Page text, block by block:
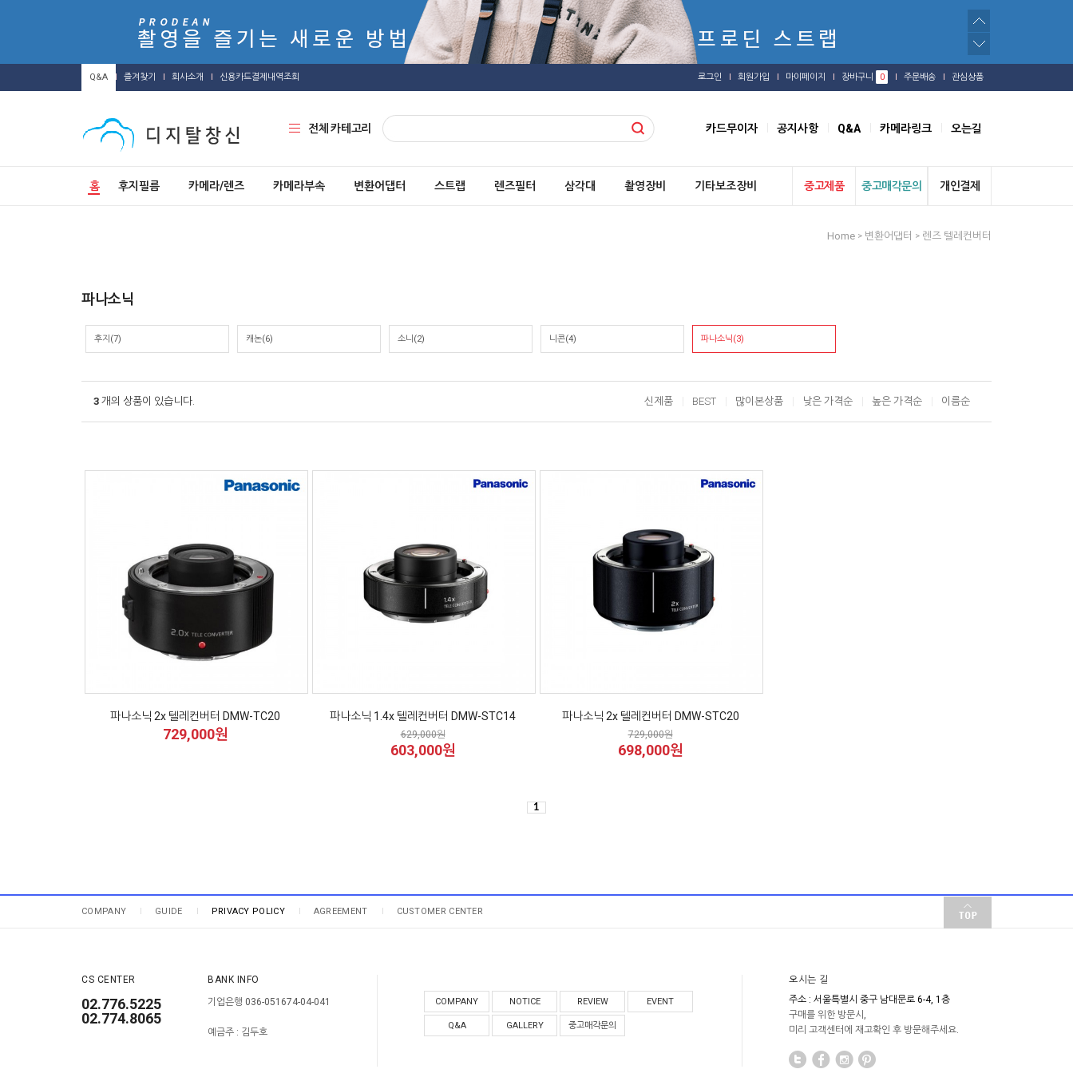
Q&A 즐겨찾기 회사소개 신용카드결제내역조회 로그인 회원가입 마이페이지 장바구니 0 주문배송 관심상품
전체 카테고리 카드무이자 공지사항 Q&A 카메라링크 오는길
홈 후지필름 카메라/렌즈 카메라부속 변환어댑터 스트랩 렌즈필터 삼각대 촬영장비 기타보조장비 중고제품 중고매각문의 개인결제
Home > 변환어댑터 > 렌즈 텔레컨버터
파나소닉
후지(7) 캐논(6) 소니(2) 니콘(4) 파나소닉(3)
3 개의 상품이 있습니다. 신제품 BEST 많이본상품 낮은 가격순 높은 가격순 이름순
파나소닉 2x 텔레컨버터 DMW-TC20
729,000원
파나소닉 1.4x 텔레컨버터 DMW-STC14
629,000원
603,000원
파나소닉 2x 텔레컨버터 DMW-STC20
729,000원
698,000원
1
COMPANY GUIDE PRIVACY POLICY AGREEMENT CUSTOMER CENTER
CS CENTER
02.776.5225
02.774.8065
BANK INFO
기업은행 036-051674-04-041
예금주 : 김두호
COMPANY NOTICE REVIEW EVENT
Q&A GALLERY 중고매각문의
오시는 길
주소 : 서울특별시 중구 남대문로 6-4, 1층
구매를 위한 방문시,
미리 고객센터에 재고확인 후 방문해주세요.